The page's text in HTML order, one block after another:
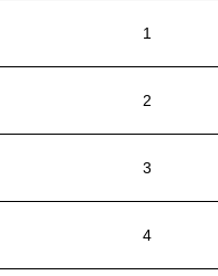
1
2
3
4